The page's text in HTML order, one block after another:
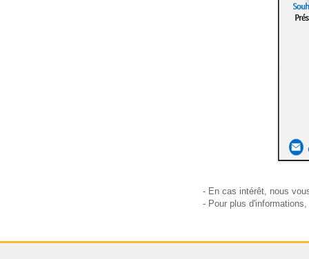
- En cas intérêt, nous
- Pour plus